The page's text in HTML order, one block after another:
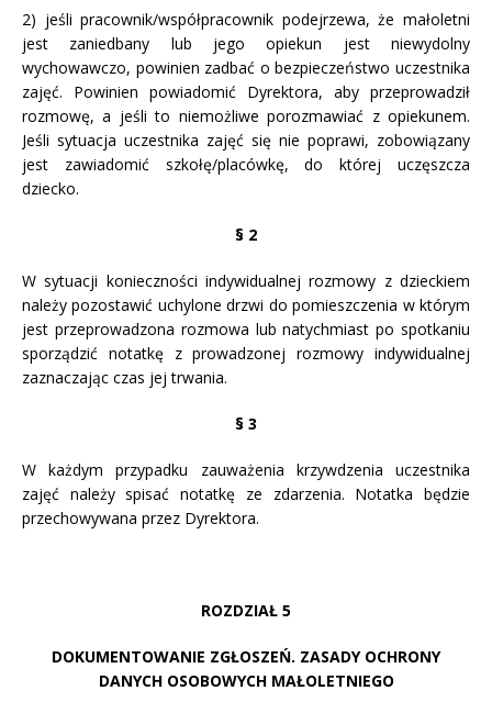
2) jeśli pracownik/współpracownik podejrzewa, że małoletni
jest zaniedbany lub jego opiekun jest niewydolny
wychowawczo, powinien zadbać o bezpieczeństwo uczestnika
zajęć. Powinien powiadomić Dyrektora, aby przeprowadził
rozmowę, a jeśli to niemożliwe porozmawiać z opiekunem.
Jeśli sytuacja uczestnika zajęć się nie poprawi, zobowiązany
jest zawiadomić szkołę/placówkę, do której uczęszcza
dziecko.
§ 2
W sytuacji konieczności indywidualnej rozmowy z dzieckiem
należy pozostawić uchylone drzwi do pomieszczenia w którym
jest przeprowadzona rozmowa lub natychmiast po spotkaniu
sporządzić notatkę z prowadzonej rozmowy indywidualnej
zaznaczając czas jej trwania.
§ 3
W każdym przypadku zauważenia krzywdzenia uczestnika
zajęć należy spisać notatkę ze zdarzenia. Notatka będzie
przechowywana przez Dyrektora.
ROZDZIAŁ 5
DOKUMENTOWANIE ZGŁOSZEŃ. ZASADY OCHRONY
DANYCH OSOBOWYCH MAŁOLETNIEGO